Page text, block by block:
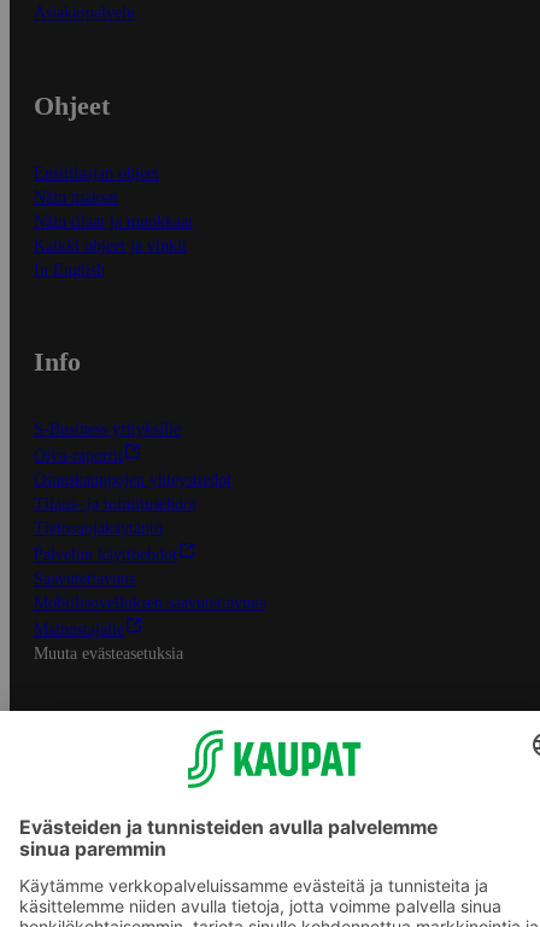
Asiakaspalvelu
Ohjeet
Ensitilaajan ohjeet
Näin maksat
Näin tilaat ja muokkaat
Kaikki ohjeet ja vinkit
In English
Info
S-Business yrityksille
Oiva-raportit
Osuuskauppojen yhteystiedot
Tilaus- ja toimitusehdot
Tietosuojakäytäntö
Palvelun käyttöehdot
Saavutettavuus
Mobiilisovelluksen saavutettavuus
Mainostajalle
Muuta evästeasetuksia
S-ryhmän palvelut
S-ryhmä
Asiakasomistajuus
S-ostoslista -sovellus
Prisma.fi